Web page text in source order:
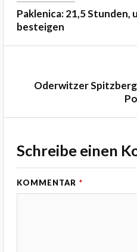
Paklenica: 21,5 Stunden,
besteigen
Oderwitzer Spitzberg
Schreibe einen
KOMMENTAR *